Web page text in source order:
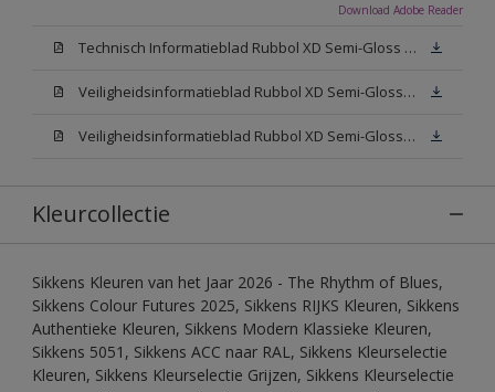
Download Adobe Reader
Technisch Informatieblad Rubbol XD Semi-Gloss (PDF)
Veiligheidsinformatieblad Rubbol XD Semi-Gloss White W05 (MSDS)
Veiligheidsinformatieblad Rubbol XD Semi-Gloss N00 (MSDS)
Kleurcollectie
Sikkens Kleuren van het Jaar 2026 - The Rhythm of Blues,
Sikkens Colour Futures 2025, Sikkens RIJKS Kleuren, Sikkens
Authentieke Kleuren, Sikkens Modern Klassieke Kleuren,
Sikkens 5051, Sikkens ACC naar RAL, Sikkens Kleurselectie
Kleuren, Sikkens Kleurselectie Grijzen, Sikkens Kleurselectie